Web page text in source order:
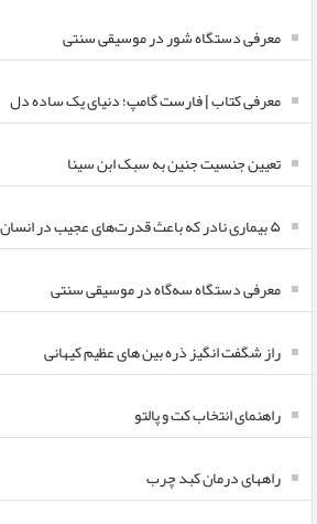
معرفی دستگاه شور در موسیقی سنتی
معرفی کتاب | فارست گامپ؛ دنیای یک ساده دل
تعیین جنسیت جنین به سبک ابن سینا
۵ بیماری نادر که باعث قدرت‌های عجیب در انسان می‌شود!
معرفی دستگاه سه‌گاه در موسیقی سنتی
راز شگفت انگیز ذره بین های عظیم کیهانی
راهنمای انتخاب کت و پالتو
راههای درمان کبد چرب